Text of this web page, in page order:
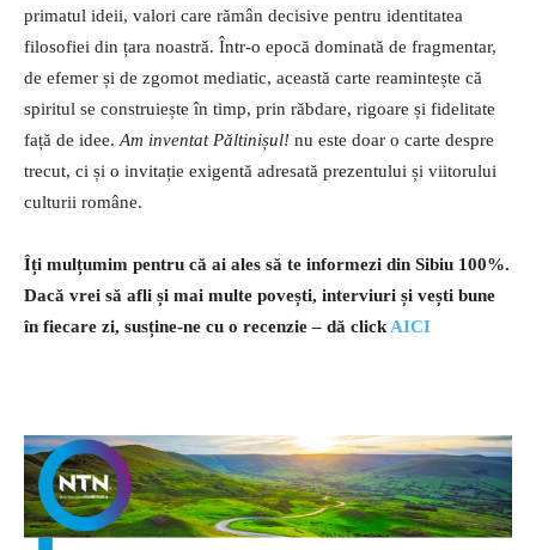
primatul ideii, valori care rămân decisive pentru identitatea
filosofiei din țara noastră. Într-o epocă dominată de fragmentar,
de efemer și de zgomot mediatic, această carte reamintește că
spiritul se construiește în timp, prin răbdare, rigoare și fidelitate
față de idee.Am inventat Păltinișul! nu este doar o carte despre
trecut, ci și o invitație exigentă adresată prezentului și viitorului
culturii române.
Îți mulțumim pentru că ai ales să te informezi din Sibiu 100%.
Dacă vrei să afli și mai multe povești, interviuri și vești bune
în fiecare zi, susține-ne cu o recenzie – dă clickAICI